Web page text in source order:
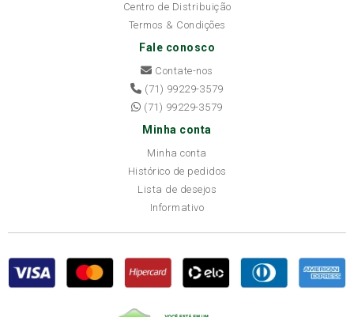
Centro de Distribuição
Termos & Condições
Fale conosco
Contate-nos
(71) 99229-3579
(71) 99229-3579
Minha conta
Minha conta
Histórico de pedidos
Lista de desejos
Informativo